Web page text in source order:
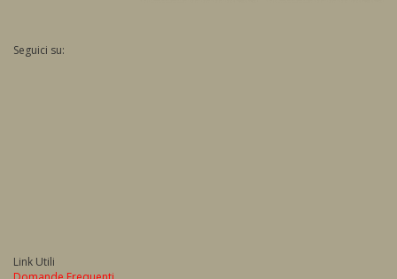
Seguici su:
Link Utili